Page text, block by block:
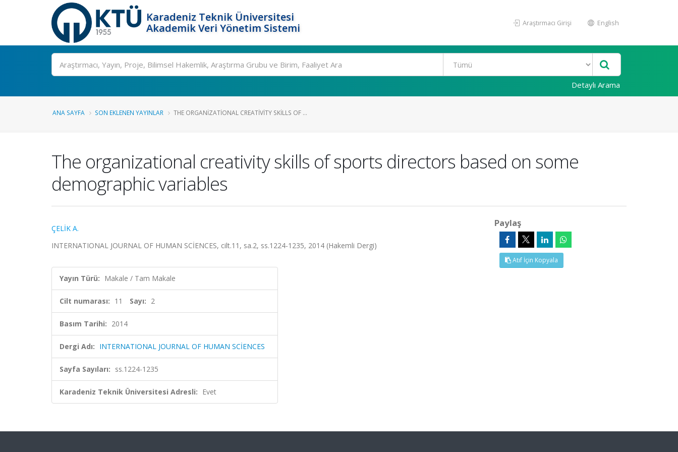
Karadeniz Teknik Üniversitesi
Akademik Veri Yönetim Sistemi
Araştırmacı Girişi English
Ara
Detaylı Arama
ANA SAYFA SON EKLENEN YAYINLAR THE ORGANIZATIONAL CREATIVITY SKILLS OF ...
The organizational creativity skills of sports directors based on some
demographic variables
ÇELİK A.
INTERNATIONAL JOURNAL OF HUMAN SCİENCES, cilt.11, sa.2, ss.1224-1235, 2014 (Hakemli Dergi)
Yayın Türü: Makale / Tam Makale
Cilt numarası: 11 Sayı: 2
Basım Tarihi: 2014
Dergi Adı: INTERNATIONAL JOURNAL OF HUMAN SCİENCES
Sayfa Sayıları: ss.1224-1235
Karadeniz Teknik Üniversitesi Adresli: Evet
Paylaş
Atıf İçin Kopyala